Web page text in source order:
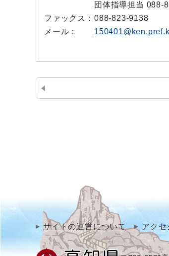
団体指導担当 088-
ファックス： 088-823-9138
メール：
サイトの運営について アクセ